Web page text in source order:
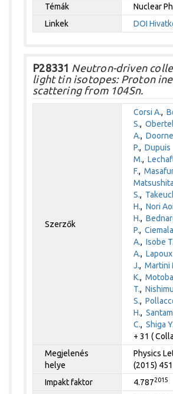
Témák
Nuclear
Linkek
DOI
P28331 Neutron-driven
light tin isotopes: Proton
scattering from 104Sn.
Szerzők
Corsi A.,
S.,
A.,
P.,Dupuis
M.,
F.,
S.,
H.,Nori
H.,
P.,
A.,Isobe
A.,Lapoux
J.,Martini
K.,
T.,
S.,
H.,
C.,Shiga
+ 31 (
Megjelenés
helye
Physics
(2015) 451
Impakt faktor
4.7872015